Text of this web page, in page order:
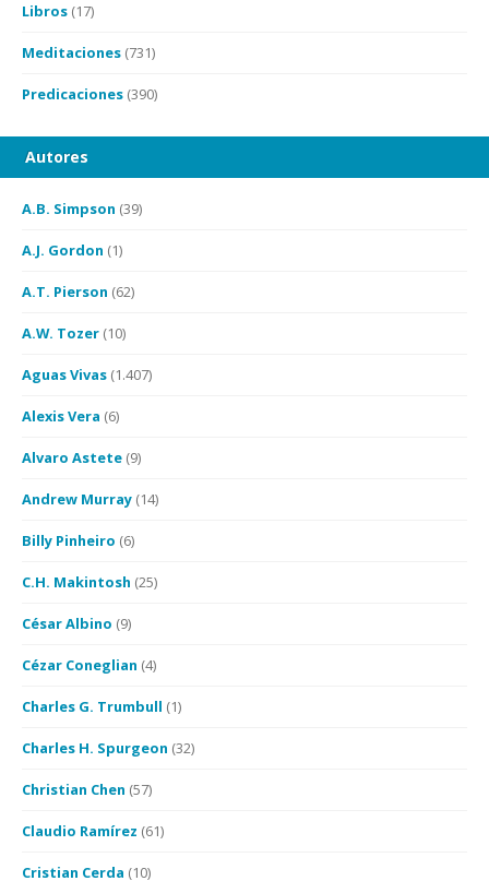
Libros (17)
Meditaciones (731)
Predicaciones (390)
Autores
A.B. Simpson (39)
A.J. Gordon (1)
A.T. Pierson (62)
A.W. Tozer (10)
Aguas Vivas (1.407)
Alexis Vera (6)
Alvaro Astete (9)
Andrew Murray (14)
Billy Pinheiro (6)
C.H. Makintosh (25)
César Albino (9)
Cézar Coneglian (4)
Charles G. Trumbull (1)
Charles H. Spurgeon (32)
Christian Chen (57)
Claudio Ramírez (61)
Cristian Cerda (10)